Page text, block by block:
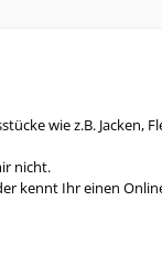
wie z.B. Jacken,
nicht.
kennt Ihr einen